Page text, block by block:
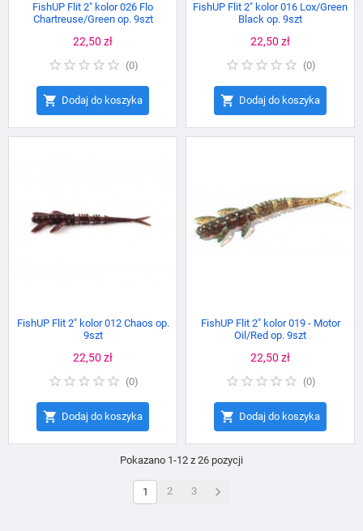
FishUP Flit 2" kolor 026 Flo
Chartreuse/Green op. 9szt
Cena
22,50 zł
(0)
 Dodaj do koszyka
FishUP Flit 2" kolor 016 Lox/Green
Black op. 9szt
Cena
22,50 zł
(0)
 Dodaj do koszyka
FishUP Flit 2" kolor 012 Chaos op.
9szt
Cena
22,50 zł
(0)
 Dodaj do koszyka
FishUP Flit 2" kolor 019 - Motor
Oil/Red op. 9szt
Cena
22,50 zł
(0)
 Dodaj do koszyka
Pokazano 1-12 z 26 pozycji
1 2 3 